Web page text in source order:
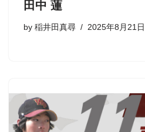
田中 蓮
by 稲井田真尋 2025年8月21日